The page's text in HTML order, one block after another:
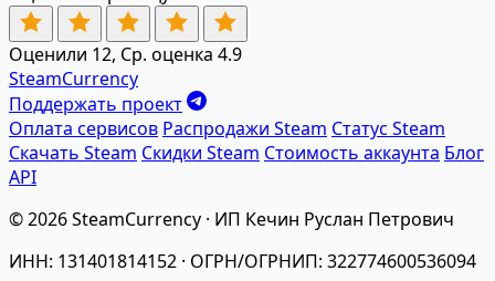
Оценили 12, Ср. оценка 4.9
SteamCurrency
Поддержать проект
Оплата сервисов Распродажи Steam Статус Steam
Скачать Steam Скидки Steam Стоимость аккаунта Блог
API
© 2026 SteamCurrency · ИП Кечин Руслан Петрович
ИНН: 131401814152 · ОГРН/ОГРНИП: 322774600536094